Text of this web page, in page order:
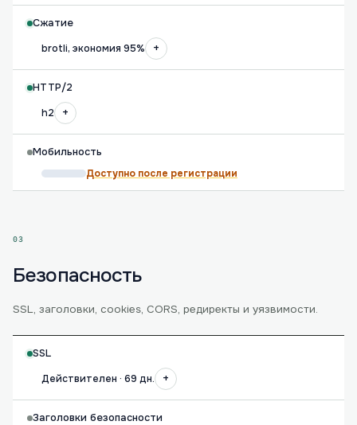
Сжатие
brotli, экономия 95%
+
HTTP/2
h2
+
Мобильность
Доступно после регистрации
03
Безопасность
SSL, заголовки, cookies, CORS, редиректы и уязвимости.
SSL
Действителен · 69 дн.
+
Заголовки безопасности